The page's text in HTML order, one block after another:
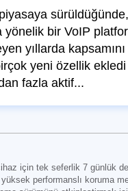
yönelik bir VoIP
yıllarda kapsamını
yeni özellik ekledi
fazla aktif...
için tek seferlik 7 günlük
performanslı koruma